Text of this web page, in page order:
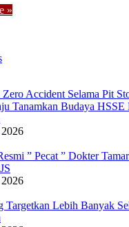
»
Accident Selama Pit
Tanamkan Budaya HSSE
” Pecat ” Dokter
Targetkan Lebih Banyak